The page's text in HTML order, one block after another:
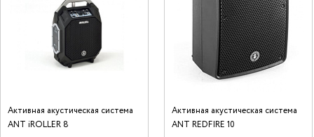
Активная акустическая система
ANT iROLLER 8
Активная акустическая система
ANT REDFIRE 10